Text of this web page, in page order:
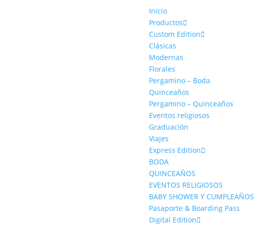
Inicio
Productos
Custom Edition
Clásicas
Modernas
Florales
Pergamino – Boda
Quinceaños
Pergamino – Quinceaños
Eventos religiosos
Graduación
Viajes
Express Edition
BODA
QUINCEAÑOS
EVENTOS RELIGIOSOS
BABY SHOWER Y CUMPLEAÑOS
Pasaporte & Boarding Pass
Digital Edition